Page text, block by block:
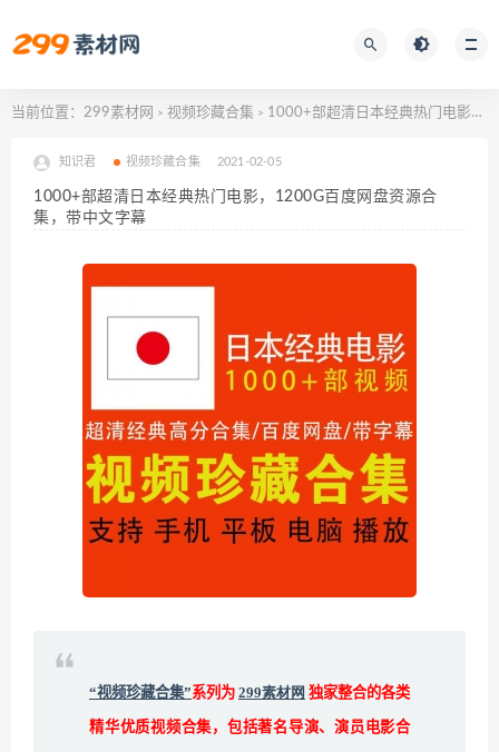
当前位置： 299素材网 > 视频珍藏合集 > 1000+部超清日本经典热门电影，1200G百度网盘资源合集，带中文字幕
知识君 视频珍藏合集 2021-02-05
1000+部超清日本经典热门电影，1200G百度网盘资源合
集，带中文字幕
“视频珍藏合集”系列为 299素材网 独家整合的各类
精华优质视频合集，包括著名导演、演员电影合